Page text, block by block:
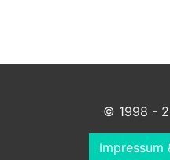
© 1998 -
Impressum